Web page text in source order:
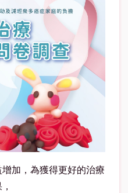
加，為獲得更好的治療